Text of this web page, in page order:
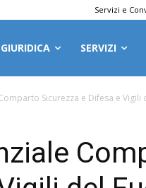
Servizi e
SERVIZI
Sicurezza e Difesa e Vigili